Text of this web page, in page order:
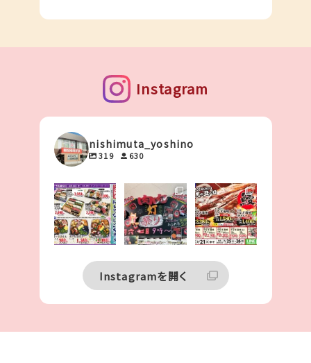
Instagram
nishimuta_yoshino
319 630
こんにちは 〜
〜 〜 🌻✨
⁡
いつもご覧いた
だきありがとう
ございます🙇‍♀️...
こんにちは 〜
〜 〜 🏮
⁡
いつもご覧頂き
ありがとうござ
います✨️
⁡...
19
こんにちは ー
ー ー ϵ( `Θ`
)϶
いつもご覧頂き
ありがとうござ
います✨️...
5
Instagramを開く